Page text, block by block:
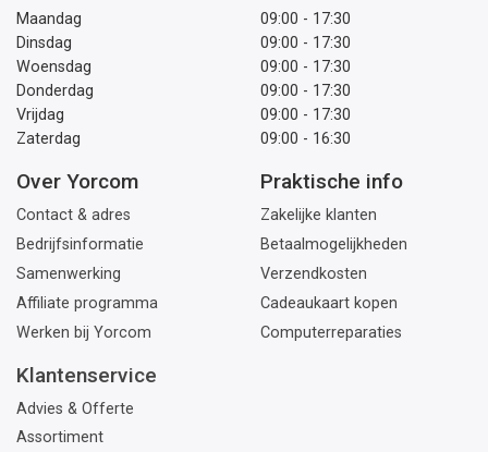
Maandag
09:00 - 17:30
Dinsdag
09:00 - 17:30
Woensdag
09:00 - 17:30
Donderdag
09:00 - 17:30
Vrijdag
09:00 - 17:30
Zaterdag
09:00 - 16:30
Over Yorcom
Contact & adres
Bedrijfsinformatie
Samenwerking
Affiliate programma
Werken bij Yorcom
Praktische info
Zakelijke klanten
Betaalmogelijkheden
Verzendkosten
Cadeaukaart kopen
Computerreparaties
Klantenservice
Advies & Offerte
Assortiment